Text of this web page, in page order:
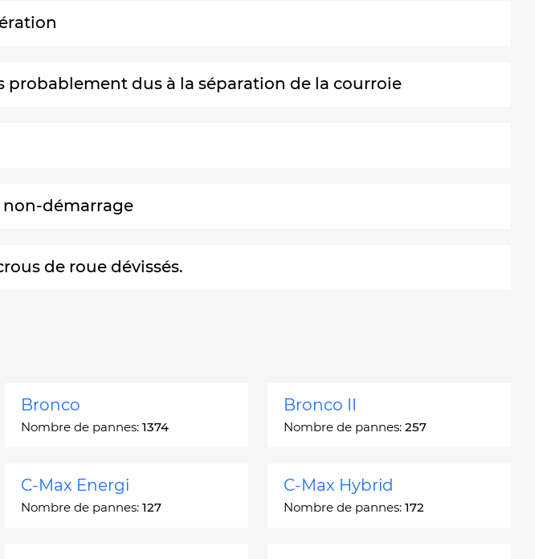
dus à la séparation de la courroie
non-démarrage
de roue dévissés.
Bronco
Nombre de pannes: 1374
Bronco II
Nombre de pannes: 257
C-Max Energi
Nombre de pannes: 127
C-Max Hybrid
Nombre de pannes: 172